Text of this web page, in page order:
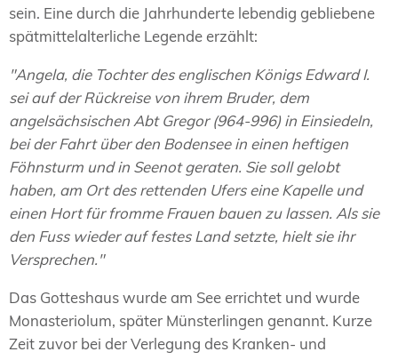
sein. Eine durch die Jahrhunderte lebendig gebliebene
spätmittelalterliche Legende erzählt:
"Angela, die Tochter des englischen Königs Edward I.
sei auf der Rückreise von ihrem Bruder, dem
angelsächsischen Abt Gregor (964-996) in Einsiedeln,
bei der Fahrt über den Bodensee in einen heftigen
Föhnsturm und in Seenot geraten. Sie soll gelobt
haben, am Ort des rettenden Ufers eine Kapelle und
einen Hort für fromme Frauen bauen zu lassen. Als sie
den Fuss wieder auf festes Land setzte, hielt sie ihr
Versprechen."
Das Gotteshaus wurde am See errichtet und wurde
Monasteriolum, später Münsterlingen genannt. Kurze
Zeit zuvor bei der Verlegung des Kranken- und